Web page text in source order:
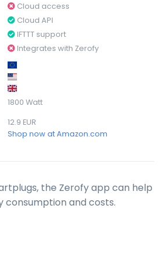
Cloud access
Cloud API
IFTTT support
Integrates with Zerofy
1800 Watt
12.9 EUR
Shop now at Amazon.com
the Zerofy app can help
consumption and costs.